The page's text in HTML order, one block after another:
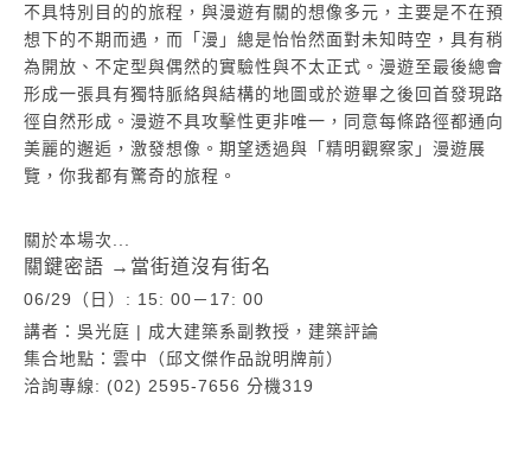
不具特別目的的旅程，與漫遊有關的想像多元，主要是不在預
想下的不期而遇，而「漫」總是怡怡然面對未知時空，具有稍
為開放、不定型與偶然的實驗性與不太正式。漫遊至最後總會
形成一張具有獨特脈絡與結構的地圖或於遊畢之後回首發現路
徑自然形成。漫遊不具攻擊性更非唯一，同意每條路徑都通向
美麗的邂逅，激發想像。期望透過與「精明觀察家」漫遊展
覽，你我都有驚奇的旅程。
關於本場次...
關鍵密語 →當街道沒有街名
06/29（日）: 15: 00－17: 00
講者：吳光庭 | 成大建築系副教授，建築評論
集合地點：雲中（邱文傑作品說明牌前）
洽詢專線: (02) 2595-7656 分機319